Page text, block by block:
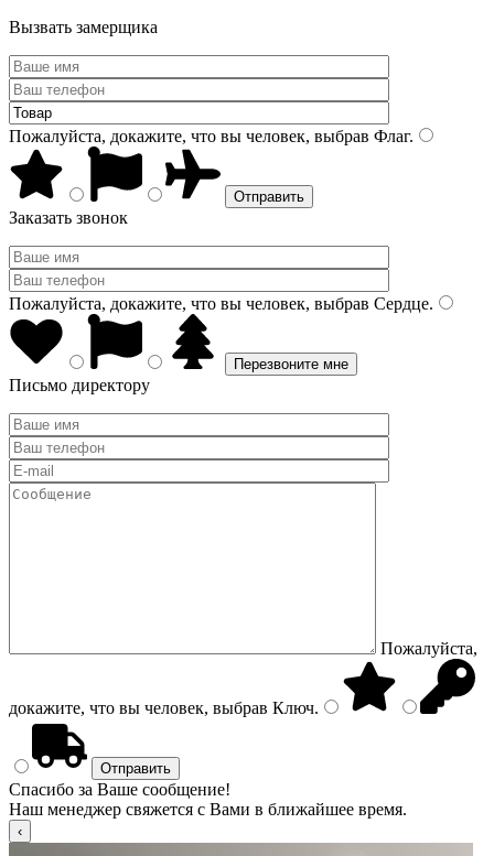
Вызвать замерщика
Пожалуйста, докажите, что вы человек, выбрав Флаг.
Заказать звонок
Пожалуйста, докажите, что вы человек, выбрав Сердце.
Письмо директору
Пожалуйста,
докажите, что вы человек, выбрав Ключ.
Спасибо за Ваше сообщение!
Наш менеджер свяжется с Вами в ближайшее время.